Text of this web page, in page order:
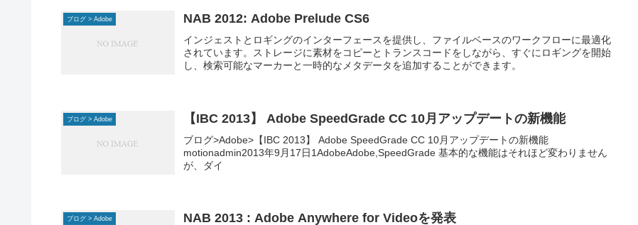
ブログ > Adobe NAB 2012: Adobe Prelude CS6
インジェストとロギングのインターフェースを提供し、ファイルベースのワークフローに最適化
されています。ストレージに素材をコピーとトランスコードをしながら、すぐにロギングを開始
し、検索可能なマーカーと一時的なメタデータを追加することができます。
ブログ > Adobe 【IBC 2013】 Adobe SpeedGrade CC 10月アップデートの新機能
ブログ>Adobe>【IBC 2013】 Adobe SpeedGrade CC 10月アップデートの新機能
motionadmin2013年9月17日1AdobeAdobe,SpeedGrade 基本的な機能はそれほど変わりません
が、ダイ
ブログ > Adobe NAB 2013 : Adobe Anywhere for Videoを発表